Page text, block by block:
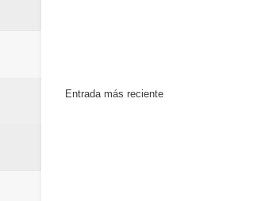
Entrada más reciente